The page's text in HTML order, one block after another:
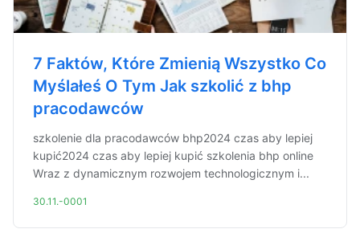
7 Faktów, Które Zmienią Wszystko Co
Myślałeś O Tym Jak szkolić z bhp
pracodawców
szkolenie dla pracodawców bhp2024 czas aby lepiej
kupić2024 czas aby lepiej kupić szkolenia bhp online
Wraz z dynamicznym rozwojem technologicznym i...
30.11.-0001